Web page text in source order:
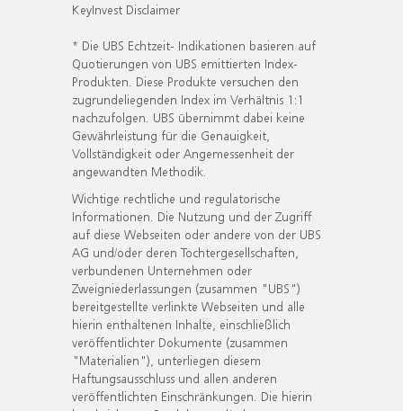
KeyInvest Disclaimer
* Die UBS Echtzeit- Indikationen basieren auf
Quotierungen von UBS emittierten Index-
Produkten. Diese Produkte versuchen den
zugrundeliegenden Index im Verhältnis 1:1
nachzufolgen. UBS übernimmt dabei keine
Gewährleistung für die Genauigkeit,
Vollständigkeit oder Angemessenheit der
angewandten Methodik.
Wichtige rechtliche und regulatorische
Informationen. Die Nutzung und der Zugriff
auf diese Webseiten oder andere von der UBS
AG und/oder deren Tochtergesellschaften,
verbundenen Unternehmen oder
Zweigniederlassungen (zusammen "UBS")
bereitgestellte verlinkte Webseiten und alle
hierin enthaltenen Inhalte, einschließlich
veröffentlichter Dokumente (zusammen
"Materialien"), unterliegen diesem
Haftungsausschluss und allen anderen
veröffentlichten Einschränkungen. Die hierin